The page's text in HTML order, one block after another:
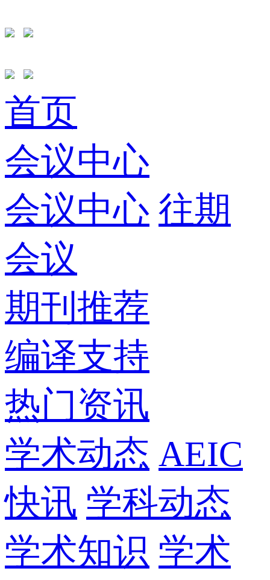
首页
会议中心
会议中心 往期
会议
期刊推荐
编译支持
热门资讯
学术动态 AEIC
快讯 学科动态
学术知识 学术